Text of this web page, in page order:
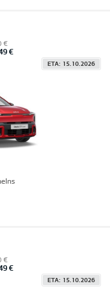
€
€
ETA: 15.10.2026
€
€
ETA: 15.10.2026